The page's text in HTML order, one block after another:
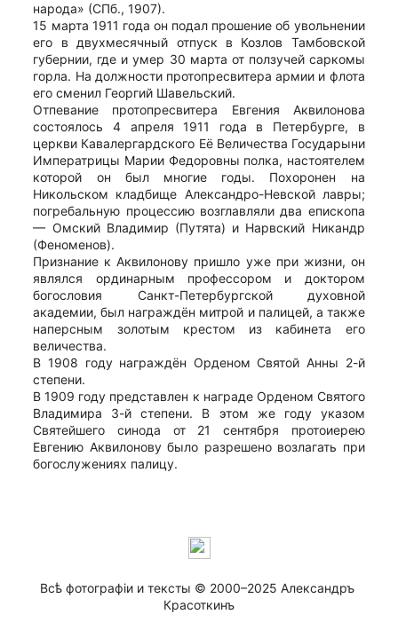
народа» (СПб., 1907).
15 марта 1911 года он подал прошение об увольнении
его в двухмесячный отпуск в Козлов Тамбовской
губернии, где и умер 30 марта от ползучей саркомы
горла. На должности протопресвитера армии и флота
его сменил Георгий Шавельский.
Отпевание протопресвитера Евгения Аквилонова
состоялось 4 апреля 1911 года в Петербурге, в
церкви Кавалергардского Её Величества Государыни
Императрицы Марии Федоровны полка, настоятелем
которой он был многие годы. Похоронен на
Никольском кладбище Александро-Невской лавры;
погребальную процессию возглавляли два епископа
— Омский Владимир (Путята) и Нарвский Никандр
(Феноменов).
Признание к Аквилонову пришло уже при жизни, он
являлся ординарным профессором и доктором
богословия Санкт-Петербургской духовной
академии, был награждён митрой и палицей, а также
наперсным золотым крестом из кабинета его
величества.
В 1908 году награждён Орденом Святой Анны 2-й
степени.
В 1909 году представлен к награде Орденом Святого
Владимира 3-й степени. В этом же году указом
Святейшего синода от 21 сентября протоиерею
Евгению Аквилонову было разрешено возлагать при
богослужениях палицу.
Всѣ фотографiи и тексты © 2000–2025 Александръ
Красоткинъ